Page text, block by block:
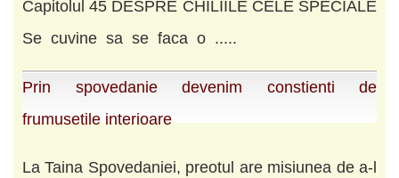
Capitolul 45 DESPRE CHILIILE CELE SPECIALE
Se cuvine sa se faca o .....
Prin spovedanie devenim constienti de
frumusetile interioare
La Taina Spovedaniei, preotul are misiunea de a-l